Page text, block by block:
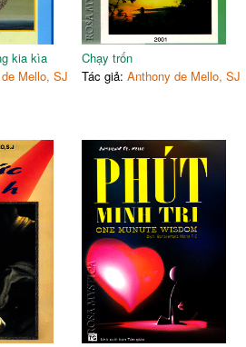
Ngô Anh Vũ)
người đang yêu
227
Ngô Anh Vũ)
kia kìa
Mello, SJ
Chạy trốn
Tác giả: Anthony de Mello, SJ